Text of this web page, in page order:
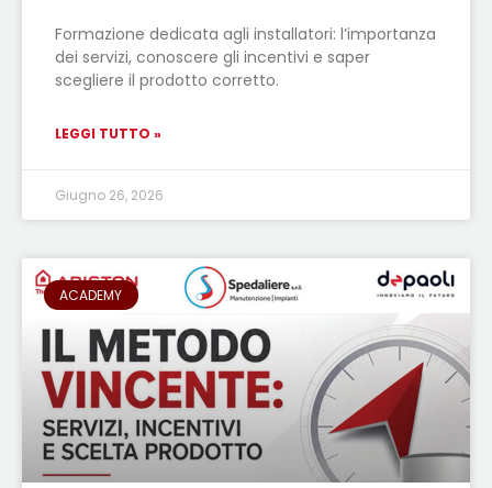
Formazione dedicata agli installatori: l’importanza
dei servizi, conoscere gli incentivi e saper
scegliere il prodotto corretto.
LEGGI TUTTO »
Giugno 26, 2026
ACADEMY